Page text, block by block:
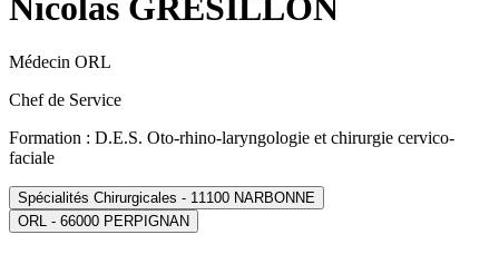
Médecin ORL
Chef de Service
Formation : D.E.S. Oto-rhino-laryngologie et chirurgie cervico-
faciale
Spécialités Chirurgicales - 11100 NARBONNE
ORL - 66000 PERPIGNAN